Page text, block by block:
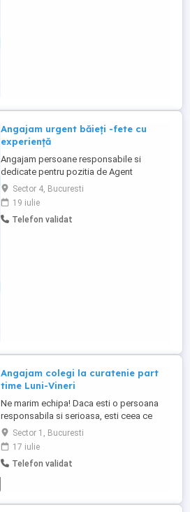
Angajam urgent băieți -fete cu
experiență
Angajam persoane responsabile si
dedicate pentru pozitia de Agent
Curatenie. Candidatul ideal va fi
responsabil de mentinerea curateniei si
igienei in spatiile desemnate. Program
3ore 7-10 sau 2 ore 8-10 .Sun Plaza sector
Sector 4, Bucuresti
19 iulie
Telefon validat
Angajam colegi la curatenie part
time Luni-Vineri
Ne marim echipa! Daca esti o persoana
responsabila si serioasa, esti ceea ce
cautam! Avem urmatorul post disponibil:
Program part time luni- Vineri de la 6:00 la
10:00 sau de la 7:00 la 11:00 Zona
Aviatorilor ( intre metrou piata victoriei si
Sector 1, Bucuresti
17 iulie
Telefon validat